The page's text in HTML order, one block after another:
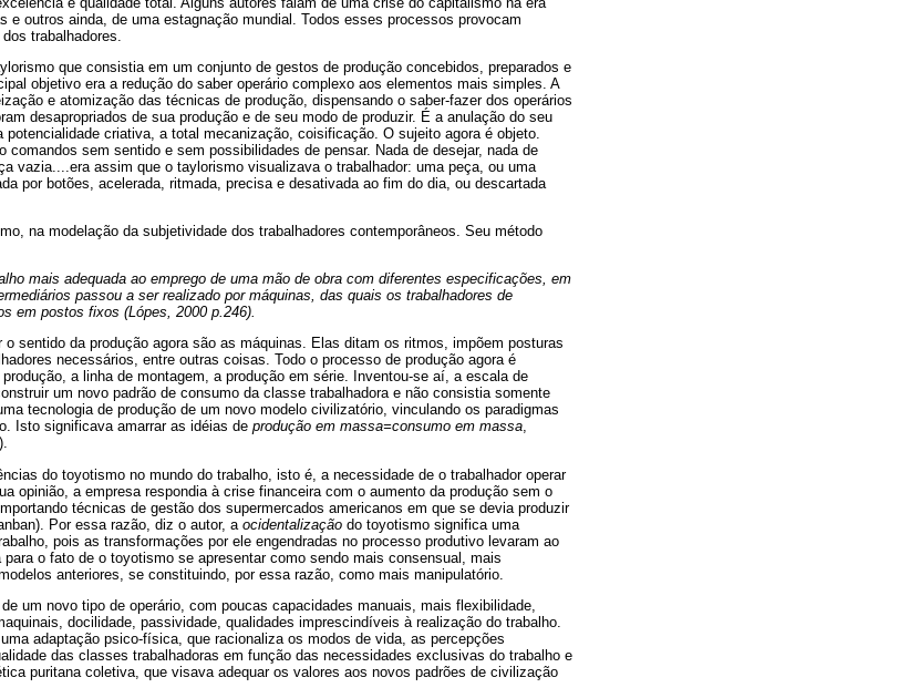
e outros ainda, de uma estagnação mundial. Todos esses processos provocam
trabalhadores.
que consistia em um conjunto de gestos de produção concebidos, preparados e
objetivo era a redução do saber operário complexo aos elementos mais simples. A
e atomização das técnicas de produção, dispensando o saber-fazer dos operários
desapropriados de sua produção e de seu modo de produzir. É a anulação do seu
potencialidade criativa, a total mecanização, coisificação. O sujeito agora é objeto.
comandos sem sentido e sem possibilidades de pensar. Nada de desejar, nada de
vazia....era assim que o taylorismo visualizava o trabalhador: uma peça, ou uma
por botões, acelerada, ritmada, precisa e desativada ao fim do dia, ou descartada
na modelação da subjetividade dos trabalhadores contemporâneos. Seu método
mais adequada ao emprego de uma mão de obra com diferentes especificações, em
passou a ser realizado por máquinas, das quais os trabalhadores de
em postos fixos (Lópes, 2000 p.246).
o sentido da produção agora são as máquinas. Elas ditam os ritmos, impõem posturas
necessários, entre outras coisas. Todo o processo de produção agora é
a linha de montagem, a produção em série. Inventou-se aí, a escala de
um novo padrão de consumo da classe trabalhadora e não consistia somente
tecnologia de produção de um novo modelo civilizatório, vinculando os paradigmas
Isto significava amarrar as idéias de produção em massa=consumo em massa,
do toyotismo no mundo do trabalho, isto é, a necessidade de o trabalhador operar
opinião, a empresa respondia à crise financeira com o aumento da produção sem o
técnicas de gestão dos supermercados americanos em que se devia produzir
Por essa razão, diz o autor, a ocidentalização do toyotismo significa uma
pois as transformações por ele engendradas no processo produtivo levaram ao
o fato de o toyotismo se apresentar como sendo mais consensual, mais
anteriores, se constituindo, por essa razão, como mais manipulatório.
um novo tipo de operário, com poucas capacidades manuais, mais flexibilidade,
docilidade, passividade, qualidades imprescindíveis à realização do trabalho.
adaptação psico-física, que racionaliza os modos de vida, as percepções
das classes trabalhadoras em função das necessidades exclusivas do trabalho e
puritana coletiva, que visava adequar os valores aos novos padrões de civilização